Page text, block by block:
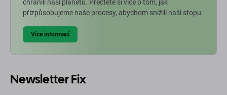
chránili naši planetu. Přečtěte si více o tom, jak
přizpůsobujeme naše procesy, abychom snížili naši stopu.
Více informací
Newsletter Fix